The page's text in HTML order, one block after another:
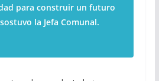
para construir un futuro
la Jefa Comunal.